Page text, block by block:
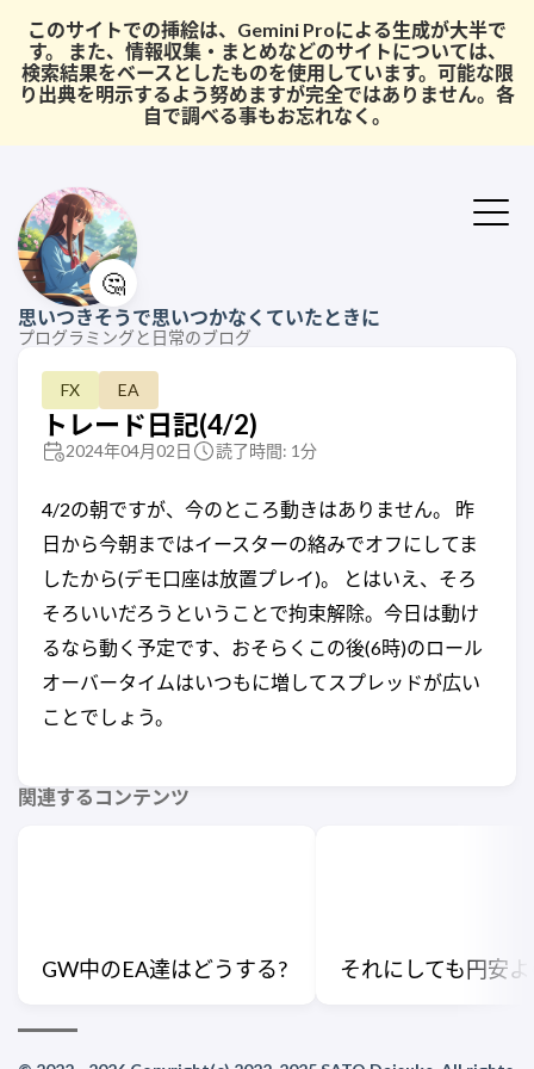
このサイトでの挿絵は、Gemini Proによる生成が大半で
す。 また、情報収集・まとめなどのサイトについては、
検索結果をベースとしたものを使用しています。可能な限
り出典を明示するよう努めますが完全ではありません。各
自で調べる事もお忘れなく。
🤔
思いつきそうで思いつかなくていたときに
プログラミングと日常のブログ
FX EA
トレード日記(4/2)
2024年04月02日 読了時間: 1分
4/2の朝ですが、今のところ動きはありません。 昨
日から今朝まではイースターの絡みでオフにしてま
したから(デモ口座は放置プレイ)。 とはいえ、そろ
そろいいだろうということで拘束解除。今日は動け
るなら動く予定です、おそらくこの後(6時)のロール
オーバータイムはいつもに増してスプレッドが広い
ことでしょう。
関連するコンテンツ
GW中のEA達はどうする? それにしても円安